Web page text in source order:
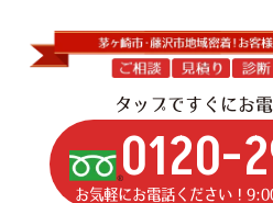
タップですぐにお
0120-
お気軽にお電話ください！